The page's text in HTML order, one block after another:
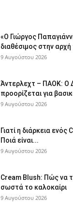
«Ο Γιώργος
διαθέσιμος στην
9 Αυγούστου 2026
Άντερλεχτ – ΠΑΟΚ: Ο
προορίζεται για
9 Αυγούστου 2026
Γιατί η διάρκεια ενός
Ποιά είναι...
9 Αυγούστου 2026
Cream Blush: Πώς να
σωστά το καλοκαίρι
9 Αυγούστου 2026